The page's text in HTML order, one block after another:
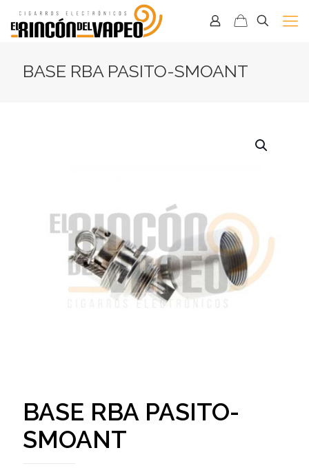
BASE RBA PASITO-SMOANT
BASE RBA PASITO-
SMOANT